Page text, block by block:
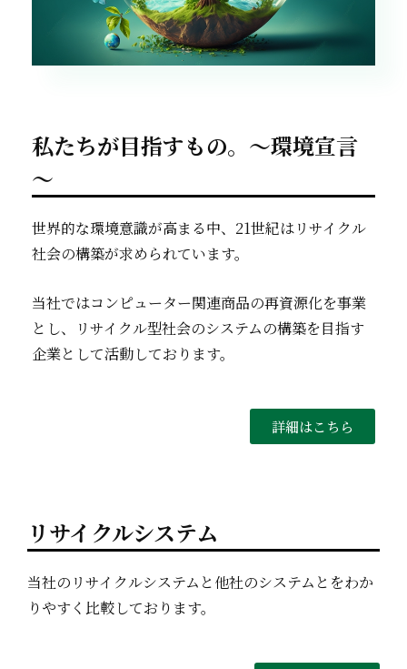
私たちが目指すもの。～環境宣言
～
世界的な環境意識が高まる中、21世紀はリサイクル
社会の構築が求められています。
当社ではコンピューター関連商品の再資源化を事業
とし、リサイクル型社会のシステムの構築を目指す
企業として活動しております。
詳細はこちら
リサイクルシステム
当社のリサイクルシステムと他社のシステムとをわか
りやすく比較しております。